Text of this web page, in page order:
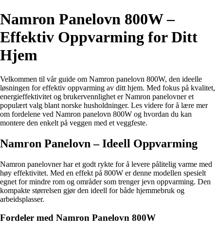
Namron Panelovn 800W –
Effektiv Oppvarming for Ditt
Hjem
Velkommen til vår guide om Namron panelovn 800W, den ideelle
løsningen for effektiv oppvarming av ditt hjem. Med fokus på kvalitet,
energieffektivitet og brukervennlighet er Namron panelovner et
populært valg blant norske husholdninger. Les videre for å lære mer
om fordelene ved Namron panelovn 800W og hvordan du kan
montere den enkelt på veggen med et veggfeste.
Namron Panelovn – Ideell Oppvarming
Namron panelovner har et godt rykte for å levere pålitelig varme med
høy effektivitet. Med en effekt på 800W er denne modellen spesielt
egnet for mindre rom og områder som trenger jevn oppvarming. Den
kompakte størrelsen gjør den ideell for både hjemmebruk og
arbeidsplasser.
Fordeler med Namron Panelovn 800W